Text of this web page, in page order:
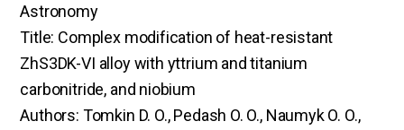
Astronomy
Title: Complex modification of heat-resistant
ZhS3DK-VI alloy with yttrium and titanium
carbonitride, and niobium
Authors: Tomkin D. O., Pedash O. O., Naumyk O. O.,